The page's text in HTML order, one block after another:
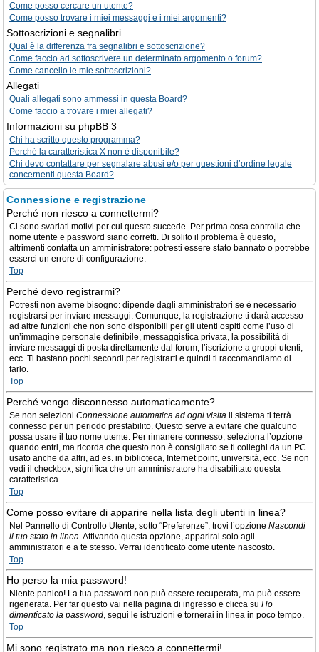
Come posso cercare un utente?
Come posso trovare i miei messaggi e i miei argomenti?
Sottoscrizioni e segnalibri
Qual è la differenza fra segnalibri e sottoscrizione?
Come faccio ad sottoscrivere un determinato argomento o forum?
Come cancello le mie sottoscrizioni?
Allegati
Quali allegati sono ammessi in questa Board?
Come faccio a trovare i miei allegati?
Informazioni su phpBB 3
Chi ha scritto questo programma?
Perché la caratteristica X non è disponibile?
Chi devo contattare per segnalare abusi e/o per questioni d’ordine legale
concernenti questa Board?
Connessione e registrazione
Perché non riesco a connettermi?
Ci sono svariati motivi per cui questo succede. Per prima cosa controlla che
nome utente e password siano corretti. Di solito il problema è questo,
altrimenti contatta un amministratore: potresti essere stato bannato o potrebbe
esserci un errore di configurazione.
Top
Perché devo registrarmi?
Potresti non averne bisogno: dipende dagli amministratori se è necessario
registrarsi per inviare messaggi. Comunque, la registrazione ti darà accesso
ad altre funzioni che non sono disponibili per gli utenti ospiti come l’uso di
un’immagine personale definibile, messaggistica privata, la possibilità di
inviare messaggi di posta direttamente dal forum, l’iscrizione a gruppi utenti,
ecc. Ti bastano pochi secondi per registrarti e quindi ti raccomandiamo di
farlo.
Top
Perché vengo disconnesso automaticamente?
Se non selezioni Connessione automatica ad ogni visita il sistema ti terrà
connesso per un periodo prestabilito. Questo serve a evitare che qualcuno
possa usare il tuo nome utente. Per rimanere connesso, seleziona l’opzione
quando entri, ma ricorda che questo non è consigliato se ti colleghi da un PC
usato anche da altri, ad es. in biblioteca, Internet point, università, ecc. Se non
vedi il checkbox, significa che un amministratore ha disabilitato questa
caratteristica.
Top
Come posso evitare di apparire nella lista degli utenti in linea?
Nel Pannello di Controllo Utente, sotto “Preferenze”, trovi l’opzione Nascondi
il tuo stato in linea. Attivando questa opzione, apparirai solo agli
amministratori e a te stesso. Verrai identificato come utente nascosto.
Top
Ho perso la mia password!
Niente panico! La tua password non può essere recuperata, ma può essere
rigenerata. Per far questo vai nella pagina di ingresso e clicca su Ho
dimenticato la password, segui le istruzioni e tornerai in linea in poco tempo.
Top
Mi sono registrato ma non riesco a connettermi!